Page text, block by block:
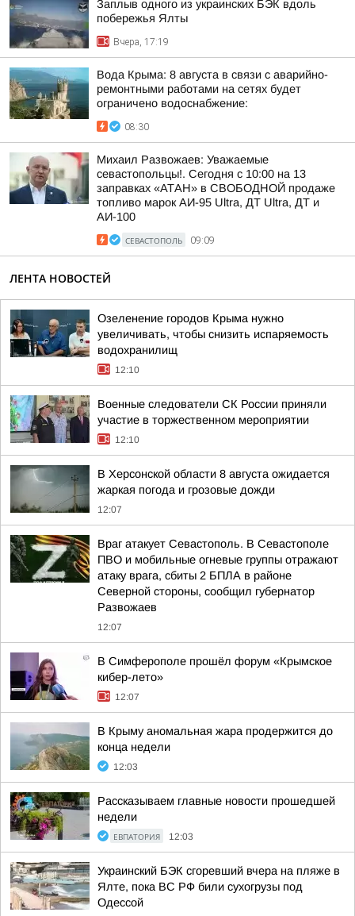
Заплыв одного из украинских БЭК вдоль
побережья Ялты
Вчера, 17:19
Вода Крыма: 8 августа в связи с аварийно-
ремонтными работами на сетях будет
ограничено водоснабжение:
08:30
Михаил Развожаев: Уважаемые
севастопольцы!. Сегодня с 10:00 на 13
заправках «АТАН» в СВОБОДНОЙ продаже
топливо марок АИ-95 Ultra, ДТ Ultra, ДТ и
АИ-100
СЕВАСТОПОЛЬ 09:09
ЛЕНТА НОВОСТЕЙ
Озеленение городов Крыма нужно
увеличивать, чтобы снизить испаряемость
водохранилищ
12:10
Военные следователи СК России приняли
участие в торжественном мероприятии
12:10
В Херсонской области 8 августа ожидается
жаркая погода и грозовые дожди
12:07
Враг атакует Севастополь. В Севастополе
ПВО и мобильные огневые группы отражают
атаку врага, сбиты 2 БПЛА в районе
Северной стороны, сообщил губернатор
Развожаев
12:07
В Симферополе прошёл форум «Крымское
кибер-лето»
12:07
В Крыму аномальная жара продержится до
конца недели
12:03
Рассказываем главные новости прошедшей
недели
ЕВПАТОРИЯ 12:03
Украинский БЭК сгоревший вчера на пляже в
Ялте, пока ВС РФ били сухогрузы под
Одессой